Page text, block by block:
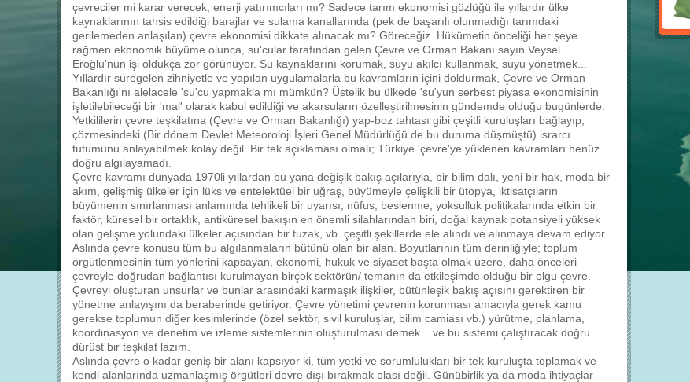
çevreciler mi karar verecek, enerji yatırımcıları mı? Sadece tarım ekonomisi gözlüğü ile yıllardır ülke
kaynaklarının tahsis edildiği barajlar ve sulama kanallarında (pek de başarılı olunmadığı tarımdaki
gerilemeden anlaşılan) çevre ekonomisi dikkate alınacak mı? Göreceğiz. Hükümetin önceliği her şeye
rağmen ekonomik büyüme olunca, su'cular tarafından gelen Çevre ve Orman Bakanı sayın Veysel
Eroğlu'nun işi oldukça zor görünüyor. Su kaynaklarını korumak, suyu akılcı kullanmak, suyu yönetmek...
Yıllardır süregelen zihniyetle ve yapılan uygulamalarla bu kavramların içini doldurmak, Çevre ve Orman
Bakanlığı'nı alelacele 'su'cu yapmakla mı mümkün? Üstelik bu ülkede 'su'yun serbest piyasa ekonomisinin
işletilebileceği bir 'mal' olarak kabul edildiği ve akarsuların özelleştirilmesinin gündemde olduğu bugünlerde.
Yetkililerin çevre teşkilatına (Çevre ve Orman Bakanlığı) yap-boz tahtası gibi çeşitli kuruluşları bağlayıp,
çözmesindeki (Bir dönem Devlet Meteoroloji İşleri Genel Müdürlüğü de bu duruma düşmüştü) israrcı
tutumunu anlayabilmek kolay değil. Bir tek açıklaması olmalı; Türkiye 'çevre'ye yüklenen kavramları henüz
doğru algılayamadı.
Çevre kavramı dünyada 1970li yıllardan bu yana değişik bakış açılarıyla, bir bilim dalı, yeni bir hak, moda bir
akım, gelişmiş ülkeler için lüks ve entelektüel bir uğraş, büyümeyle çelişkili bir ütopya, iktisatçıların
büyümenin sınırlanması anlamında tehlikeli bir uyarısı, nüfus, beslenme, yoksulluk politikalarında etkin bir
faktör, küresel bir ortaklık, antiküresel bakışın en önemli silahlarından biri, doğal kaynak potansiyeli yüksek
olan gelişme yolundaki ülkeler açısından bir tuzak, vb. çeşitli şekillerde ele alındı ve alınmaya devam ediyor.
Aslında çevre konusu tüm bu algılanmaların bütünü olan bir alan. Boyutlarının tüm derinliğiyle; toplum
örgütlenmesinin tüm yönlerini kapsayan, ekonomi, hukuk ve siyaset başta olmak üzere, daha önceleri
çevreyle doğrudan bağlantısı kurulmayan birçok sektörün/ temanın da etkileşimde olduğu bir olgu çevre.
Çevreyi oluşturan unsurlar ve bunlar arasındaki karmaşık ilişkiler, bütünleşik bakış açısını gerektiren bir
yönetme anlayışını da beraberinde getiriyor. Çevre yönetimi çevrenin korunması amacıyla gerek kamu
gerekse toplumun diğer kesimlerinde (özel sektör, sivil kuruluşlar, bilim camiası vb.) yürütme, planlama,
koordinasyon ve denetim ve izleme sistemlerinin oluşturulması demek... ve bu sistemi çalıştıracak doğru
dürüst bir teşkilat lazım.
Aslında çevre o kadar geniş bir alanı kapsıyor ki, tüm yetki ve sorumlulukları bir tek kuruluşta toplamak ve
kendi alanlarında uzmanlaşmış örgütleri devre dışı bırakmak olası değil. Günübirlik ya da moda ihtiyaçlar